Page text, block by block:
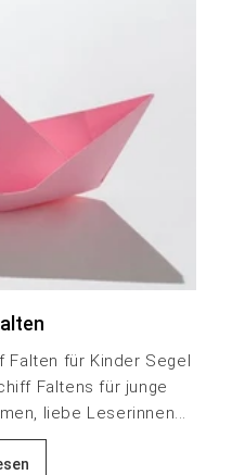
für Kinder Segel
Faltens für junge
liebe Leserinnen...